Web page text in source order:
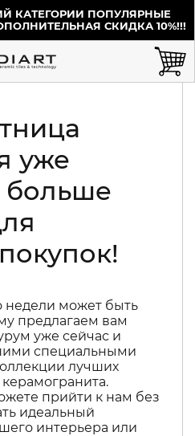
КАТЕГОРИИ ПОПУЛЯРНЫЕ
СКИДКА 10%!!!
уже
больше
недели может быть
предлагаем вам
уже сейчас и
специальными
лучших
прийти к нам без
идеальный
интерьера или